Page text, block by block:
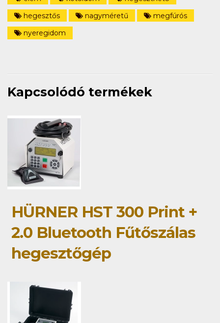
hegesztős
nagyméretű
megfúrós
nyeregidom
Kapcsolódó termékek
HÜRNER HST 300 Print +
2.0 Bluetooth Fűtőszálas
hegesztőgép